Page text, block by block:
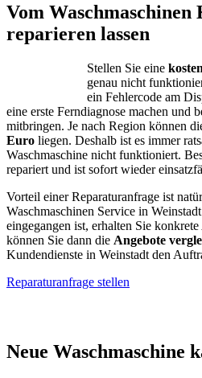
Vom
reparieren lassen
Stellen Sie eine
genau nicht
ein Fehlercode am
eine erste Ferndiagnose machen und
mitbringen. Je nach Region können
Euro liegen. Deshalb ist es immer
Waschmaschine nicht funktioniert.
repariert und ist sofort wieder
Vorteil einer Reparaturanfrage ist
Waschmaschinen Service in
eingegangen ist, erhalten Sie
können Sie dann die Angebote
Kundendienste in Weinstadt den
Reparaturanfrage stellen
Neue Waschmaschine